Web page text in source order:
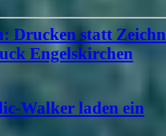
Drucken statt
Engelskirchen
Walker laden ein